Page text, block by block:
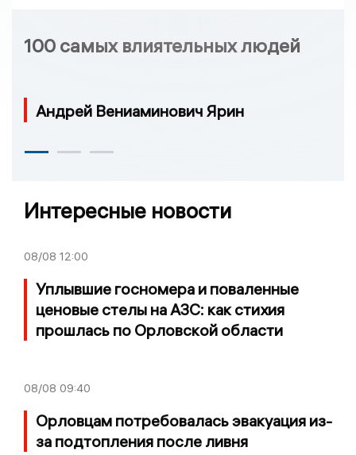
100 самых влиятельных людей
Андрей Вениаминович Ярин
Интересные новости
08/08 12:00
Уплывшие госномера и поваленные
ценовые стелы на АЗС: как стихия
прошлась по Орловской области
08/08 09:40
Орловцам потребовалась эвакуация из-
за подтопления после ливня